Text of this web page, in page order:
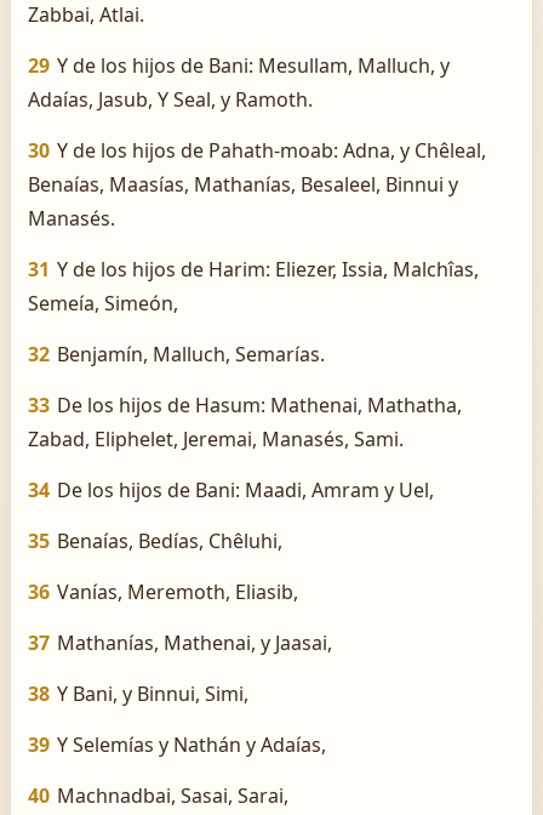
Zabbai, Atlai.
29 Y de los hijos de Bani: Mesullam, Malluch, y
Adaías, Jasub, Y Seal, y Ramoth.
30 Y de los hijos de Pahath-moab: Adna, y Chêleal,
Benaías, Maasías, Mathanías, Besaleel, Binnui y
Manasés.
31 Y de los hijos de Harim: Eliezer, Issia, Malchîas,
Semeía, Simeón,
32 Benjamín, Malluch, Semarías.
33 De los hijos de Hasum: Mathenai, Mathatha,
Zabad, Eliphelet, Jeremai, Manasés, Sami.
34 De los hijos de Bani: Maadi, Amram y Uel,
35 Benaías, Bedías, Chêluhi,
36 Vanías, Meremoth, Eliasib,
37 Mathanías, Mathenai, y Jaasai,
38 Y Bani, y Binnui, Simi,
39 Y Selemías y Nathán y Adaías,
40 Machnadbai, Sasai, Sarai,